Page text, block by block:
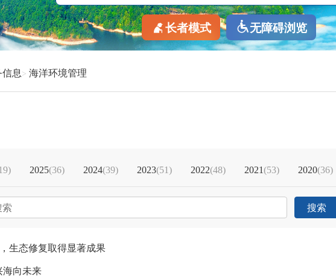
长者模式 无障碍浏览
信息 海洋环境管理
2025(36) 2024(39) 2023(51) 2022(48) 2021(53) 2020(36)
搜索
生态修复取得显著成果
海向未来